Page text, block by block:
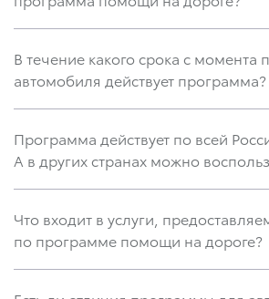
В течение какого срока с момента
автомобиля действует программа?
Программа действует по всей
А в других странах можно
Что входит в услуги,
по программе помощи на дороге?